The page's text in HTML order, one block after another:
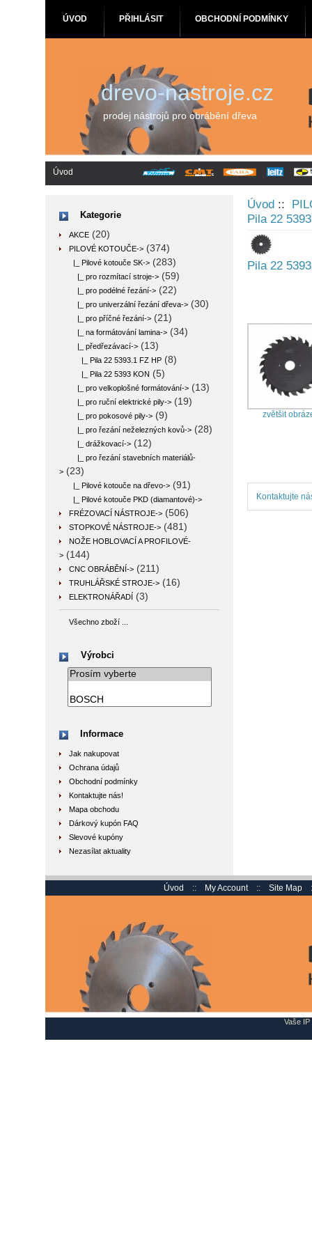
ÚVOD PŘIHLÁSIT OBCHODNÍ PODMÍNKY
drevo-nastroje.cz
prodej nástrojů pro obrábění dřeva
Úvod
Kategorie
AKCE (20)
PILOVÉ KOTOUČE-> (374)
|_ Pilové kotouče SK-> (283)
|_ pro rozmítací stroje-> (59)
|_ pro podélné řezání-> (22)
|_ pro univerzální řezání dřeva-> (30)
|_ pro příčné řezání-> (21)
|_ na formátování lamina-> (34)
|_ předřezávací-> (13)
|_ Pila 22 5393.1 FZ HP (8)
|_ Pila 22 5393 KON (5)
|_ pro velkoplošné formátování-> (13)
|_ pro ruční elektrické pily-> (19)
|_ pro pokosové pily-> (9)
|_ pro řezání neželezných kovů-> (28)
|_ drážkovací-> (12)
|_ pro řezání stavebních materiálů-
> (23)
|_ Pilové kotouče na dřevo-> (91)
|_ Pilové kotouče PKD (diamantové)->
FRÉZOVACÍ NÁSTROJE-> (506)
STOPKOVÉ NÁSTROJE-> (481)
NOŽE HOBLOVACÍ A PROFILOVÉ-
> (144)
CNC OBRÁBĚNÍ-> (211)
TRUHLÁŘSKÉ STROJE-> (16)
ELEKTRONÁŘADÍ (3)
Všechno zboží ...
Výrobci
Informace
Jak nakupovat
Ochrana údajů
Obchodní podmínky
Kontaktujte nás!
Mapa obchodu
Dárkový kupón FAQ
Slevové kupóny
Nezasílat aktuality
Úvod ::
Pila 22
Pila 22
zvětšit
Kontaktujte
Úvod :: My Account :: Site Map
Vaše IP